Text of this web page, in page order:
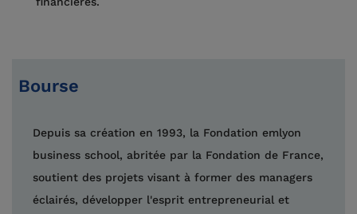
Bourse
Depuis sa création en 1993, la Fondation emlyon
business school, abritée par la Fondation de France,
soutient des projets visant à former des managers
éclairés, développer l'esprit entrepreneurial et